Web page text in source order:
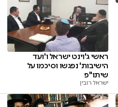
ראשי ג'וינט ישראל ו'ועד
הישיבות' נפגשו וסיכמו על
שיתו"פ
ישראל רובין